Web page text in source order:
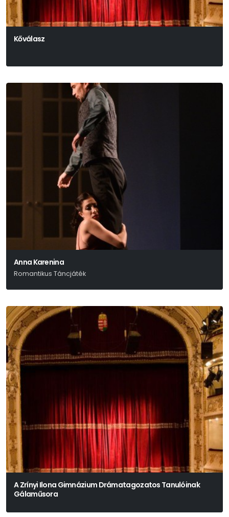
Kőválasz
Anna Karenina
Romantikus Táncjáték
A Zrínyi Ilona Gimnázium Drámatagozatos Tanulóinak
Gálaműsora